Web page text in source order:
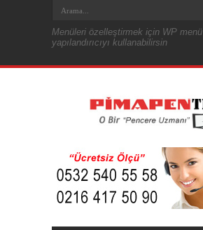
Menüleri özelleştirmek için WP menü
yapılandırıcıyı kullanabilirsin